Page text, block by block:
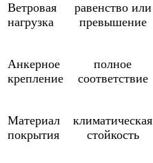
Ветровая
нагрузка
равенство или
превышение
Анкерное
крепление
полное
соответствие
Материал
покрытия
климатическая
стойкость